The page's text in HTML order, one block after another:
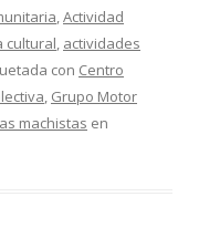
,Actividad
cultural, actividades
con Centro
, Grupo Motor
machistas en